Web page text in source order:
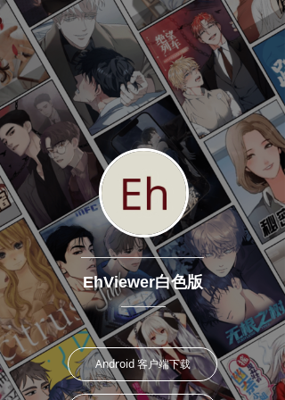
EhViewer白色版
Android 客户端下载